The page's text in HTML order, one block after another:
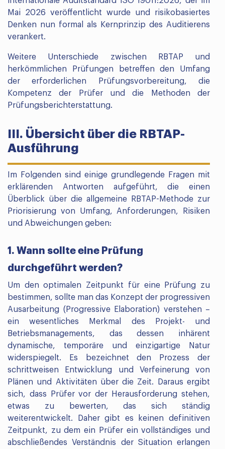
Mai 2026 veröffentlicht wurde und risikobasiertes
Denken nun formal als Kernprinzip des Auditierens
verankert.
Weitere Unterschiede zwischen RBTAP und
herkömmlichen Prüfungen betreffen den Umfang
der erforderlichen Prüfungsvorbereitung, die
Kompetenz der Prüfer und die Methoden der
Prüfungsberichterstattung.
III. Übersicht über die RBTAP-
Ausführung
Im Folgenden sind einige grundlegende Fragen mit
erklärenden Antworten aufgeführt, die einen
Überblick über die allgemeine RBTAP-Methode zur
Priorisierung von Umfang, Anforderungen, Risiken
und Abweichungen geben:
1. Wann sollte eine Prüfung
durchgeführt werden?
Um den optimalen Zeitpunkt für eine Prüfung zu
bestimmen, sollte man das Konzept der progressiven
Ausarbeitung (Progressive Elaboration) verstehen –
ein wesentliches Merkmal des Projekt- und
Betriebsmanagements, das dessen inhärent
dynamische, temporäre und einzigartige Natur
widerspiegelt. Es bezeichnet den Prozess der
schrittweisen Entwicklung und Verfeinerung von
Plänen und Aktivitäten über die Zeit. Daraus ergibt
sich, dass Prüfer vor der Herausforderung stehen,
etwas zu bewerten, das sich ständig
weiterentwickelt. Daher gibt es keinen definitiven
Zeitpunkt, zu dem ein Prüfer ein vollständiges und
abschließendes Verständnis der Situation erlangen